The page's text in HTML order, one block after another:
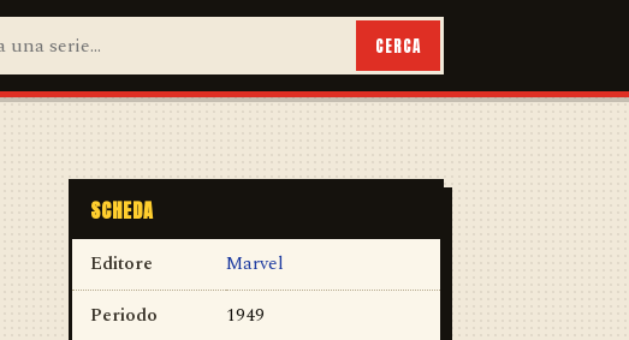
CERCA
SCHEDA
Editore
Marvel
Periodo
1949